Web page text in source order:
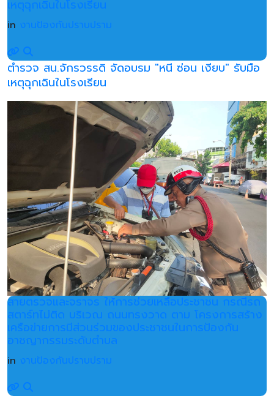
เหตุฉุกเฉินในโรงเรียน
in งานป้องกันปราบปราม
ตำรวจ สน.จักรวรรดิ จัดอบรม "หนี ซ่อน เงียบ" รับมือ
เหตุฉุกเฉินในโรงเรียน
สายตรวจและจราจร ให้การช่วยเหลือประชาชน กรณีรถ
สตาร์ทไม่ติด บริเวณ ถนนทรงวาด ตาม โครงการสร้าง
เครือข่ายการมีส่วนร่วมของประชาชนในการป้องกัน
อาชญากรรมระดับตำบล
in งานป้องกันปราบปราม